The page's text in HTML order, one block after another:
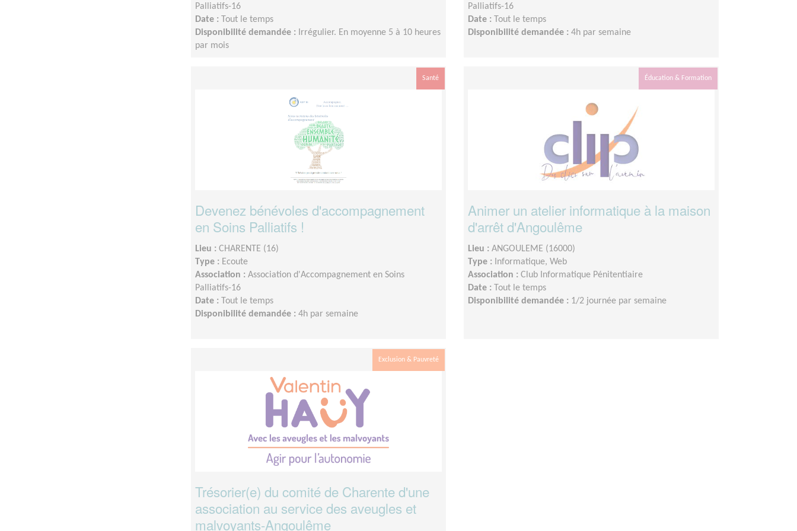
Palliatifs-16
Date : Tout le temps
Disponibilité demandée :
Irrégulier. En moyenne 5 à 10 heures
par mois
Palliatifs-16
Date : Tout le temps
Disponibilité demandée : 4h par semaine
Santé
Devenez bénévoles d'accompagnement
en Soins Palliatifs !
Lieu : CHARENTE (16)
Type : Ecoute
Association : Association d'Accompagnement en Soins
Palliatifs-16
Date : Tout le temps
Disponibilité demandée : 4h par semaine
Éducation & Formation
Animer un atelier informatique à la maison
d'arrêt d'Angoulême
Lieu : ANGOULEME (16000)
Type :
Informatique, Web
Association : Club Informatique Pénitentiaire
Date : Tout le temps
Disponibilité demandée : 1/2 journée par semaine
Exclusion & Pauvreté
Trésorier(e) du comité de Charente d'une
association au service des aveugles et
malvoyants-Angoulême